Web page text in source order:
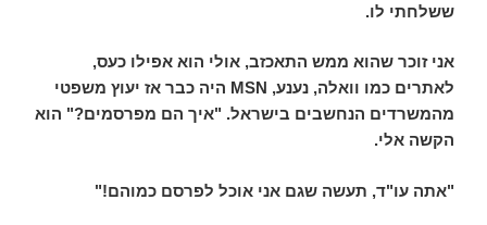
ששלחתי לו.
אני זוכר שהוא ממש התאכזב, אולי הוא אפילו כעס,
לאתרים כמו וואלה, נענע, MSN היה כבר אז יעוץ משפטי
מהמשרדים הנחשבים בישראל. "איך הם מפרסמים?" הוא
הקשה אלי.
"אתה עו"ד, תעשה שגם אני אוכל לפרסם כמוהם!"